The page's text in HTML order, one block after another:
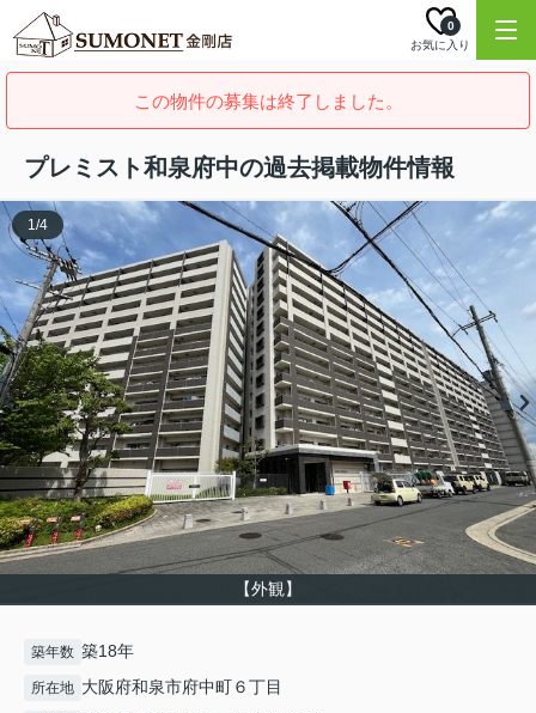
お気に入り
0
この物件の募集は終了しました。
プレミスト和泉府中の過去掲載物件情報
【外観】
1/4
築年数 築18年
所在地 大阪府和泉市府中町６丁目